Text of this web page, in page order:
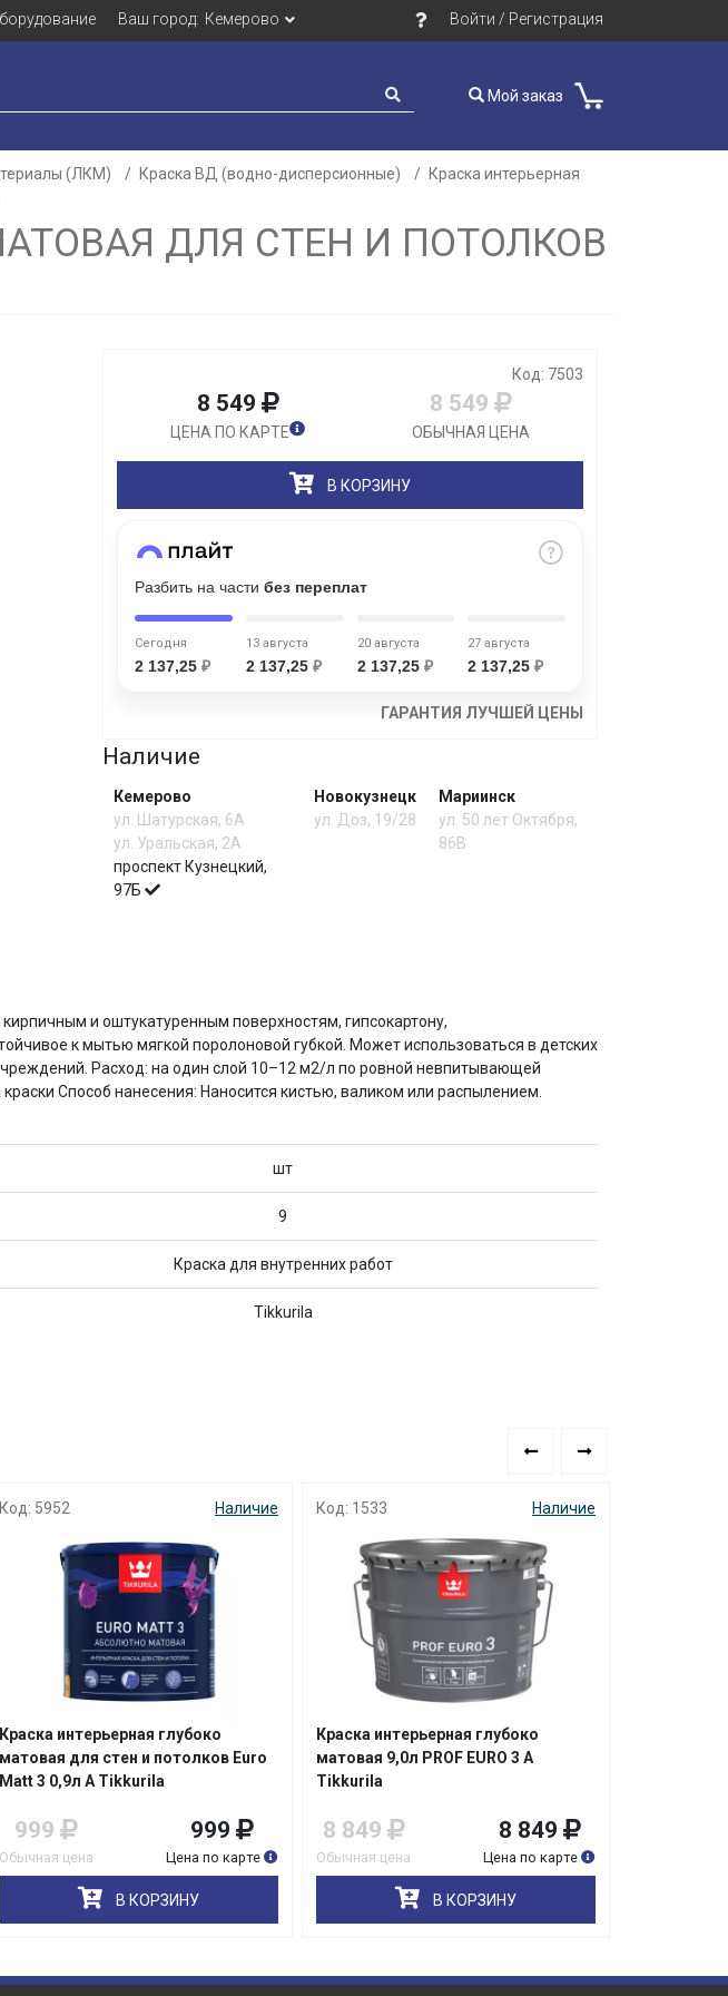
Ваш город: Кемерово Войти / Регистрация
Мой заказ
(ЛКМ) Краска ВД (водно-дисперсионные)
Краска интерьерная
ДЛЯ СТЕН И ПОТОЛКОВ
Код: 7503
8 549
ЦЕНА ПО КАРТЕ
8 549
ОБЫЧНАЯ ЦЕНА
В КОРЗИНУ
Разбить на части без переплат
Сегодня
2 137,25 ₽
13 августа
2 137,25 ₽
20 августа
2 137,25 ₽
27 августа
2 137,25₽
ГАРАНТИЯ ЛУЧШЕЙ ЦЕНЫ
Наличие
Кемерово
ул. Шатурская, 6А
ул. Уральская, 2А
проспект Кузнецкий,
97Б
Новокузнецк
ул. Доз, 19/28
Мариинск
ул. 50 лет Октября,
86В
и оштукатуренным поверхностям, гипсокартону,
к мытью мягкой поролоновой губкой. Может использоваться в детских
Расход: на один слой 10–12 м2/л по ровной невпитывающей
Способ нанесения: Наносится кистью, валиком или распылением.
шт
9
Краска для внутренних работ
Tikkurila
Код: 5952 Наличие
Краска интерьерная глубоко
матовая для стен и потолков Euro
Matt 3 0,9л A Tikkurila
999
Обычная цена
999
Цена по карте
В КОРЗИНУ
Код: 1533 Наличие
Краска интерьерная глубоко
матовая 9,0л PROF EURO 3 A
Tikkurila
8 849
Обычная цена
8 849
Цена по карте
В КОРЗИНУ
2 недели
раз в 2
раз в 2 недели